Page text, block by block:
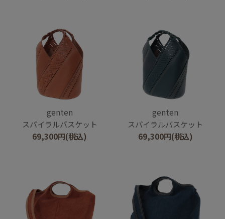
genten
スパイラルバスケット
69,300円(税込)
genten
スパイラルバスケット
69,300円(税込)